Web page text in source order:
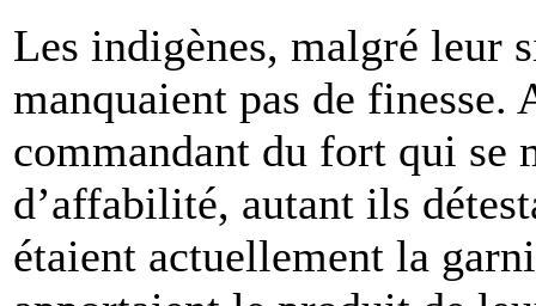
Les indigènes, malgré leur
manquaient pas de
commandant du fort qui se
d’affabilité, autant ils
étaient actuellement la